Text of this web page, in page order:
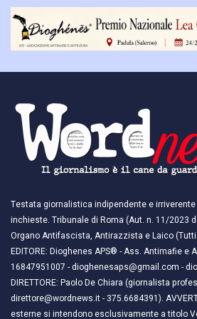
Testata giornalistica indipendente e
inchieste. Tribunale di Roma (Aut. n. 11/2023
Organo Antifascista, Antirazzista e Laico
EDITORE: Dioghenes APS® - Ass. Antimafie e
16847951007 - dioghenesaps@gmail.com -
DIRETTORE: Paolo De Chiara (giornalista
direttore@wordnews.it - ​​375.6684391).
esterne si intendono esclusivamente a titolo